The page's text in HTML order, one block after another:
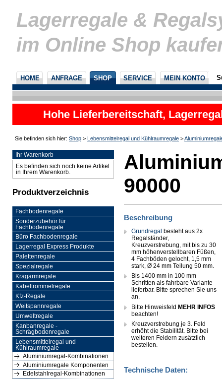
Lagerregale &
im Online Shop
HOME ANFRAGE SHOP SERVICE MEIN KONTO
Hohe Lieferbereitschaft,
nicht
Sie befinden sich hier: Shop > Lebensmittelregal und Kühlraumregale >
Ihr Warenkorb
Es befinden sich noch keine Artikel
in Ihrem Warenkorb.
Produktverzeichnis
Fachbodenregale
Sonderzubehör für
Fachbodenregale
Büro Fachbodenregale
Lagerregal Express Produkte
Palettenregale
Spezialregale
Kragarmregale
Kabeltrommelregale
Kfz-Regale
Weitspannregale
Umweltregale
Kanbanregale -
Schrägbodenregale
Lebensmittelregal und
Kühlraumregale
Aluminiumregal-Kombinationen
Aluminiumregale Komponenten
Edelstahlregal-Kombinationen
90000
Beschreibung
Grundregal besteht aus 2x
Regalständer,
Kreuzverstrebung, mit bis zu 30
mm höhenverstellbaren Füßen,
4 Fachböden gelocht, 1,5 mm
stark, Ø 24 mm Teilung 50 mm.
Bis 1400 mm in 100 mm
Schritten als fahrbare Variante
lieferbar. Bitte sprechen Sie uns
an.
Bitte Hinweisfeld MEHR INFOS
beachten!
Kreuzverstrebung je 3. Feld
erhöht die Stabilität. Bitte bei
weiteren Feldern zusätzlich
bestellen.
Technische Daten: